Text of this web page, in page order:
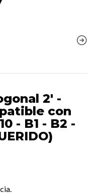
2' -
con
- B1 - B2 -